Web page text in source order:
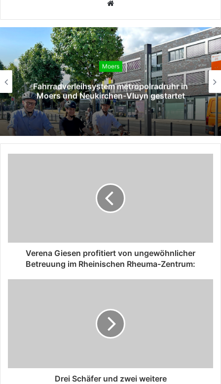
Webseite
Moers
Fahrradverleihsystem metropolradruhr in
Moers und Neukirchen-Vluyn gestartet
Verena Giesen profitiert von ungewöhnlicher
Betreuung im Rheinischen Rheuma-Zentrum:
Drei Schäfer und zwei weitere